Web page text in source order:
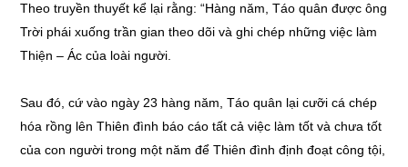
Theo truyền thuyết kể lại rằng: “Hàng năm, Táo quân được ông
Trời phái xuống trần gian theo dõi và ghi chép những việc làm
Thiện – Ác của loài người.
Sau đó, cứ vào ngày 23 hàng năm, Táo quân lại cưỡi cá chép
hóa rồng lên Thiên đình báo cáo tất cả việc làm tốt và chưa tốt
của con người trong một năm để Thiên đình định đoạt công tội,